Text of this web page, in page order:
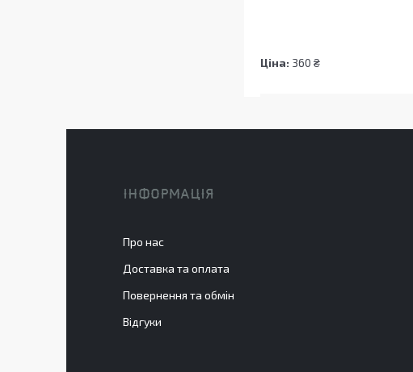
Ціна: 360 ₴
ІНФОРМАЦІЯ
Про нас
Доставка та оплата
Повернення та обмін
Відгуки